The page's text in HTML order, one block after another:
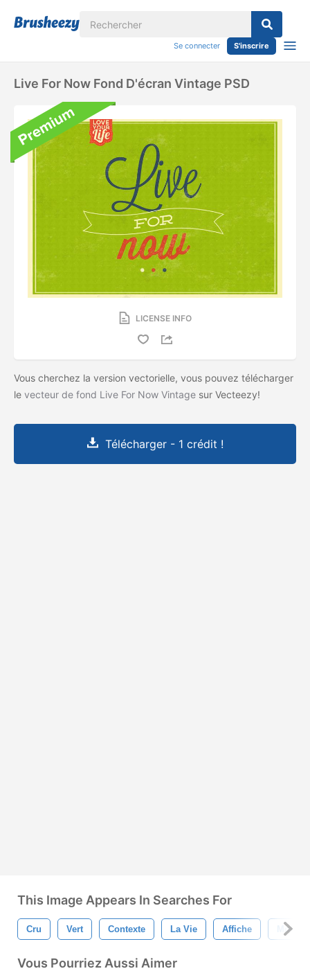
Se connecter S'inscrire
Live For Now Fond D'écran Vintage PSD
LICENSE INFO
Vous cherchez la version vectorielle, vous pouvez télécharger
le vecteur de fond Live For Now Vintage sur Vecteezy!
Télécharger - 1 crédit !
This Image Appears In Searches For
Cru Vert Contexte La Vie Affiche
Vous Pourriez Aussi Aimer